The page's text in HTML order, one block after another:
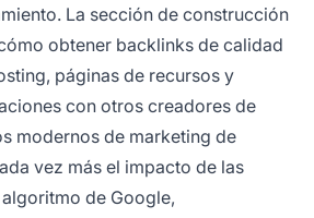
La sección de construcción
obtener backlinks de calidad
páginas de recursos y
con otros creadores de
modernos de marketing de
vez más el impacto de las
de Google,